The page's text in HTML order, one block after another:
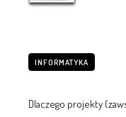
INFORMATYKA
Dlaczego projekty